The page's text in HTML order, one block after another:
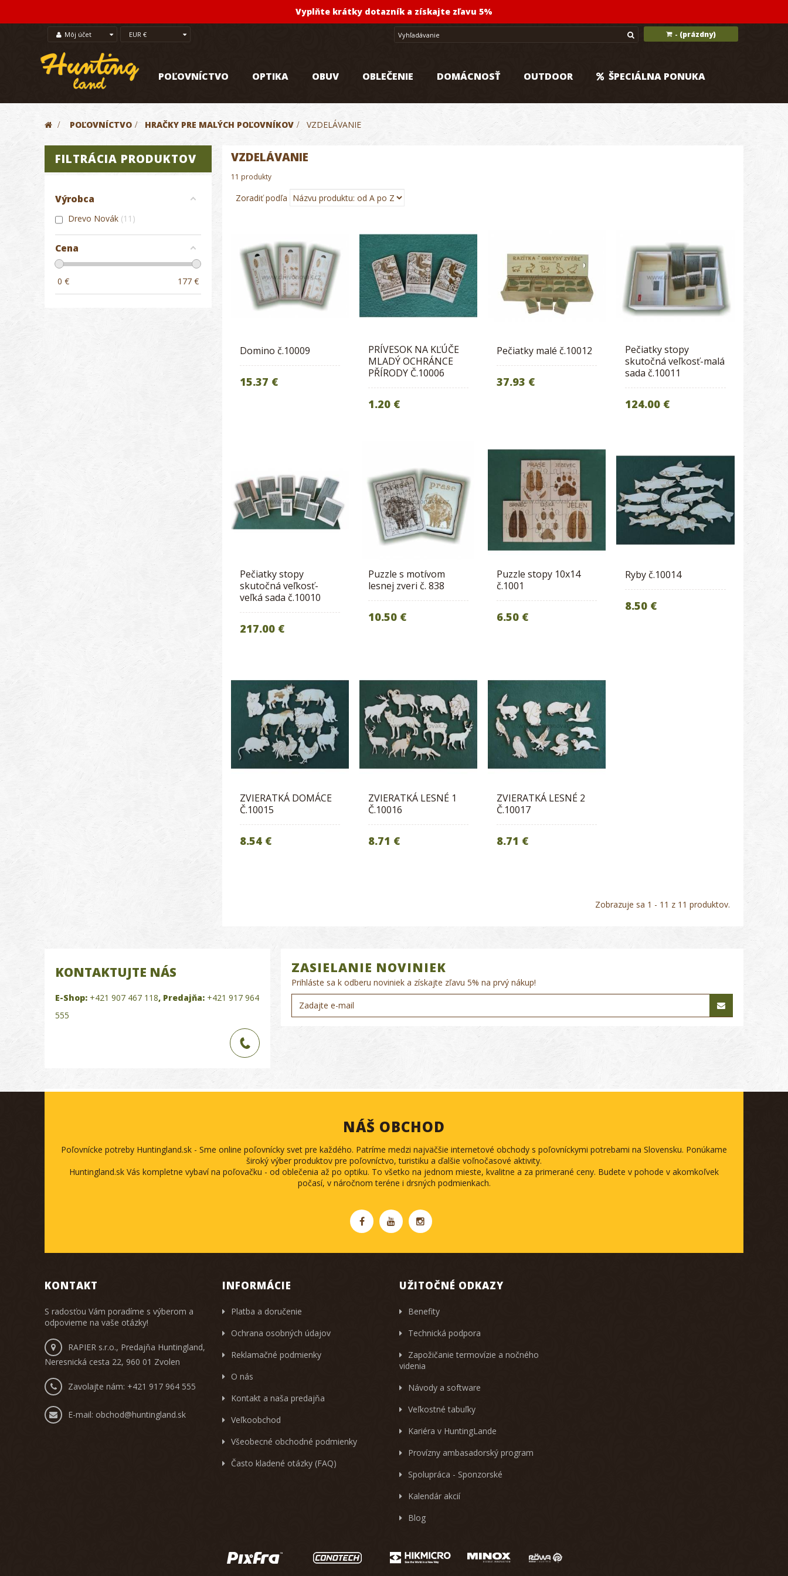
Vyplňte krátky dotazník a získajte zľavu 5%
- (prázdny)
Môj účet EUR €
POĽOVNÍCTVO OPTIKA OBUV OBLEČENIE DOMÁCNOSŤ OUTDOOR ŠPECIÁLNA PONUKA
> POĽOVNÍCTVO > HRAČKY PRE MALÝCH POĽOVNÍKOV > VZDELÁVANIE
FILTRÁCIA PRODUKTOV
Výrobca
Drevo Novák 11
Cena
0 € 177€
VZDELÁVANIE
11 produkty
Zoradiť podľa
Domino č.10009
15.37 €
PRÍVESOK NA KĽÚČE
MLADÝ OCHRÁNCE
PŘÍRODY Č.10006
1.20 €
Pečiatky malé č.10012
37.93 €
Pečiatky stopy
skutočná veľkosť-malá
sada č.10011
124.00 €
Pečiatky stopy
skutočná veľkosť-
veľká sada č.10010
217.00 €
Puzzle s motívom
lesnej zveri č. 838
10.50 €
Puzzle stopy 10x14
č.1001
6.50 €
Ryby č.10014
8.50 €
ZVIERATKÁ DOMÁCE
Č.10015
8.54 €
ZVIERATKÁ LESNÉ 1
Č.10016
8.71 €
ZVIERATKÁ LESNÉ 2
Č.10017
8.71 €
Zobrazuje sa 1 - 11 z 11 produktov.
KONTAKTUJTE NÁS
E-Shop: +421 907 467 118, Predajňa: +421 917 964
555
ZASIELANIE NOVINIEK
Prihláste sa k odberu noviniek a získajte zľavu 5% na prvý nákup!
NÁŠ OBCHOD
Poľovnícke potreby Huntingland.sk - Sme online poľovnícky svet pre každého. Patríme medzi najväčšie internetové obchody s poľovníckymi potrebami na Slovensku. Ponúkame
široký výber produktov pre poľovníctvo, turistiku a ďalšie voľnočasové aktivity.
Huntingland.sk Vás kompletne vybaví na poľovačku - od oblečenia až po optiku. To všetko na jednom mieste, kvalitne a za primerané ceny. Budete v pohode v akomkoľvek
počasí, v náročnom teréne i drsných podmienkach.
KONTAKT
S radosťou Vám poradíme s výberom a
odpovieme na vaše otázky!
RAPIER s.r.o., Predajňa Huntingland,
Neresnická cesta 22, 960 01 Zvolen
Zavolajte nám: +421 917 964 555
E-mail: obchod@huntingland.sk
INFORMÁCIE
Platba a doručenie
Ochrana osobných údajov
Reklamačné podmienky
O nás
Kontakt a naša predajňa
Veľkoobchod
Všeobecné obchodné podmienky
Často kladené otázky (FAQ)
UŽITOČNÉ ODKAZY
Benefity
Technická podpora
Zapožičanie termovízie a nočného
videnia
Návody a software
Veľkostné tabuľky
Kariéra v HuntingLande
Provízny ambasadorský program
Spolupráca - Sponzorské
Kalendár akcií
Blog